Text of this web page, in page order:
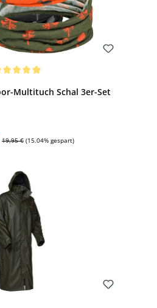
Multituch Schal 3er-Set
Regulärer Preis:
19,95 € (15.04% gespart)